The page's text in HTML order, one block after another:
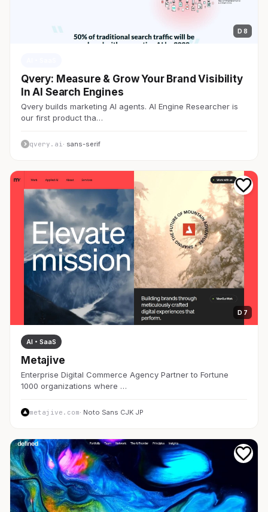
D 8
Qvery: Measure & Grow Your Brand Visibility
In AI Search Engines
Qvery builds marketing AI agents. AI Engine Researcher is
our first product tha…
qvery.ai · sans-serif
D 7
AI・SaaS
Metajive
Enterprise Digital Commerce Agency Partner to Fortune
1000 organizations where …
metajive.com· Noto Sans CJK JP